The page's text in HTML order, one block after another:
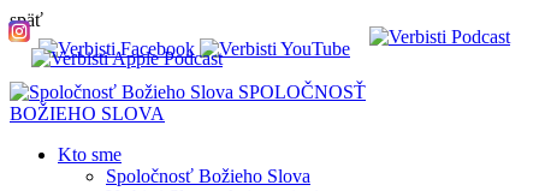
späť
SPOLOČNOSŤ
BOŽIEHO SLOVA
Kto sme
Spoločnosť Božieho Slova